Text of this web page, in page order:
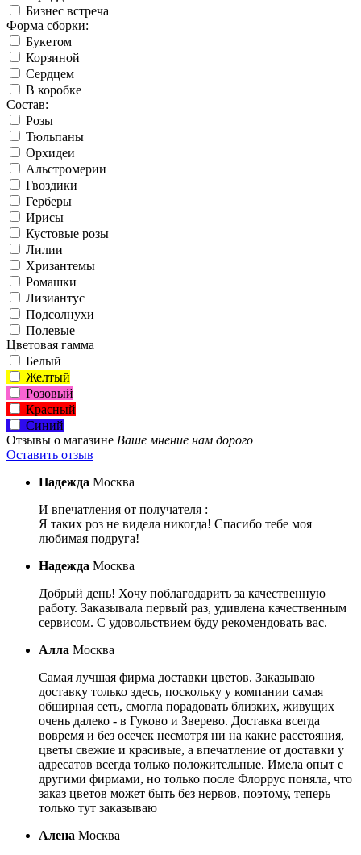
Бизнес встреча
Форма сборки:
Букетом
Корзиной
Сердцем
В коробке
Состав:
Розы
Тюльпаны
Орхидеи
Альстромерии
Гвоздики
Герберы
Ирисы
Кустовые розы
Лилии
Хризантемы
Ромашки
Лизиантус
Подсолнухи
Полевые
Цветовая гамма
Белый
Желтый
Розовый
Красный
Синий
Отзывы о магазине Ваше мнение нам дорого
Оставить отзыв
Надежда Москва
И впечатления от получателя :
Я таких роз не видела никогда! Спасибо тебе моя
любимая подруга!
Надежда Москва
Добрый день! Хочу поблагодарить за качественную
работу. Заказывала первый раз, удивлена качественным
сервисом. С удовольствием буду рекомендовать вас.
Алла Москва
Самая лучшая фирма доставки цветов. Заказываю
доставку только здесь, поскольку у компании самая
обширная сеть, смогла порадовать близких, живущих
очень далеко - в Гуково и Зверево. Доставка всегда
вовремя и без осечек несмотря ни на какие расстояния,
цветы свежие и красивые, а впечатление от доставки у
адресатов всегда только положительные. Имела опыт с
другими фирмами, но только после Флоррус поняла, что
заказ цветов может быть без нервов, поэтому, теперь
только тут заказываю
Алена Москва